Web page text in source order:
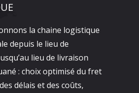
la chaine logistique
depuis le lieu de
lieu de livraison
: choix optimisé du fret
délais et des coûts,